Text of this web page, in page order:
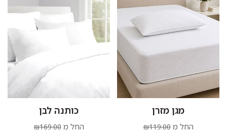
מגן מזרן
החל מ ₪119.00
כותנה לבן
החל מ ₪169.00